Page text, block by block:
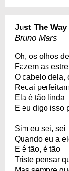
Just The
Bruno Mars
Oh, os olhos
Fazem as
O cabelo dela,
Recai
Ela é tão linda
E eu digo isso
Sim eu sei, sei
Quando eu a
E é tão, é tão
Triste pensar